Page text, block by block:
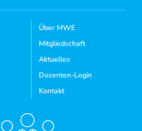
Über MWE
Mitgliedschaft
Aktuelles
Dozenten-Login
Kontakt